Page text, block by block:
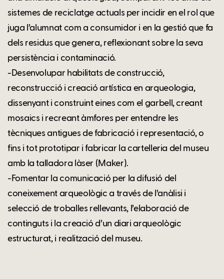
sistemes de reciclatge actuals per incidir en el rol que
juga l’alumnat com a consumidor i en la gestió que fa
dels residus que genera, reflexionant sobre la seva
persistència i contaminació.
-Desenvolupar habilitats de construcció,
reconstrucció i creació artística en arqueologia,
dissenyant i construint eines com el garbell, creant
mosaics i recreant àmfores per entendre les
tècniques antigues de fabricació i representació, o
fins i tot prototipar i fabricar la cartelleria del museu
amb la talladora làser (Maker).
-Fomentar la comunicació per la difusió del
coneixement arqueològic a través de l’anàlisi i
selecció de troballes rellevants, l’elaboració de
continguts i la creació d’un diari arqueològic
estructurat, i realització del museu.